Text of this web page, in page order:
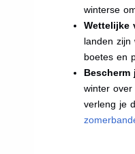
winterse
Wettelijke
landen zijn
boetes en
Bescherm
winter over
verleng je